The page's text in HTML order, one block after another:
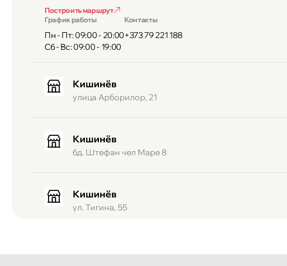
Построить маршрут
График работы
Пн - Пт: 09:00 - 20:00
Сб - Вс: 09:00 - 19:00
Контакты
+373 79 221 188
Кишинёв
улица Арборилор, 21
Кишинёв
бд. Штефан чел Маре 8
Кишинёв
ул. Тигина, 55